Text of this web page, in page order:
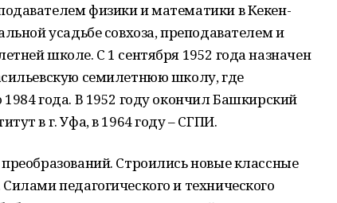
физики и математики в Кекен-
усадьбе совхоза, преподавателем и
школе. С 1 сентября 1952 года назначен
семилетнюю школу, где
года. В 1952 году окончил Башкирский
в г. Уфа, в 1964 году – СГПИ.
Строились новые классные
педагогического и технического